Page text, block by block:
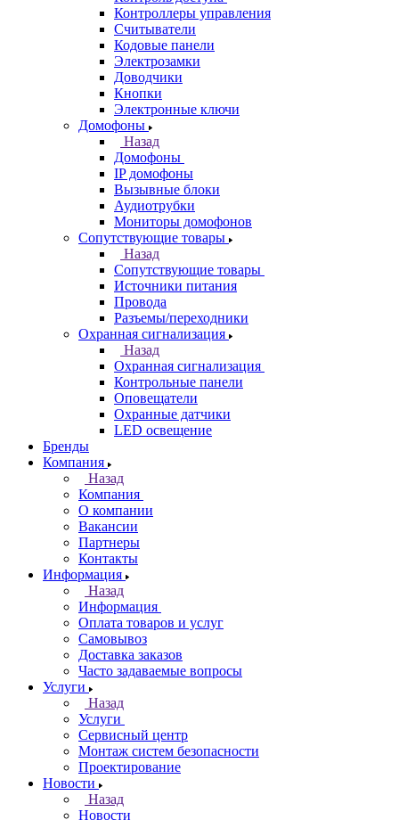
Контроллеры управления
Считыватели
Кодовые панели
Электрозамки
Доводчики
Кнопки
Электронные ключи
Домофоны
Назад
Домофоны
IP домофоны
Вызывные блоки
Аудиотрубки
Мониторы домофонов
Сопутствующие товары
Назад
Сопутствующие товары
Источники питания
Провода
Разъемы/переходники
Охранная сигнализация
Назад
Охранная сигнализация
Контрольные панели
Оповещатели
Охранные датчики
LED освещение
Бренды
Компания
Назад
Компания
О компании
Вакансии
Партнеры
Контакты
Информация
Назад
Информация
Оплата товаров и услуг
Самовывоз
Доставка заказов
Часто задаваемые вопросы
Услуги
Назад
Услуги
Сервисный центр
Монтаж систем безопасности
Проектирование
Новости
Назад
Новости